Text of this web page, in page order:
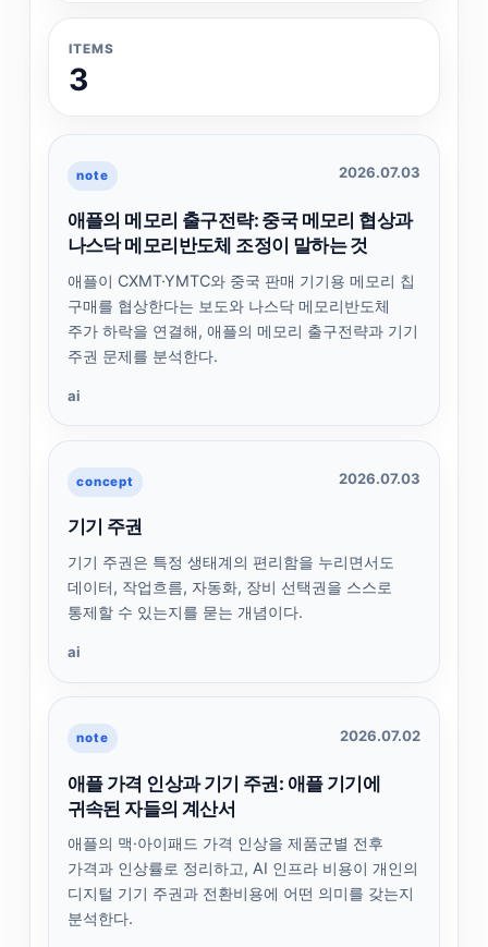
ITEMS
3
note 2026.07.03
애플의 메모리 출구전략: 중국 메모리 협상과
나스닥 메모리반도체 조정이 말하는 것
애플이 CXMT·YMTC와 중국 판매 기기용 메모리 칩
구매를 협상한다는 보도와 나스닥 메모리반도체
주가 하락을 연결해, 애플의 메모리 출구전략과 기기
주권 문제를 분석한다.
ai
concept 2026.07.03
기기 주권
기기 주권은 특정 생태계의 편리함을 누리면서도
데이터, 작업흐름, 자동화, 장비 선택권을 스스로
통제할 수 있는지를 묻는 개념이다.
ai
note 2026.07.02
애플 가격 인상과 기기 주권: 애플 기기에
귀속된 자들의 계산서
애플의 맥·아이패드 가격 인상을 제품군별 전후
가격과 인상률로 정리하고, AI 인프라 비용이 개인의
디지털 기기 주권과 전환비용에 어떤 의미를 갖는지
분석한다.